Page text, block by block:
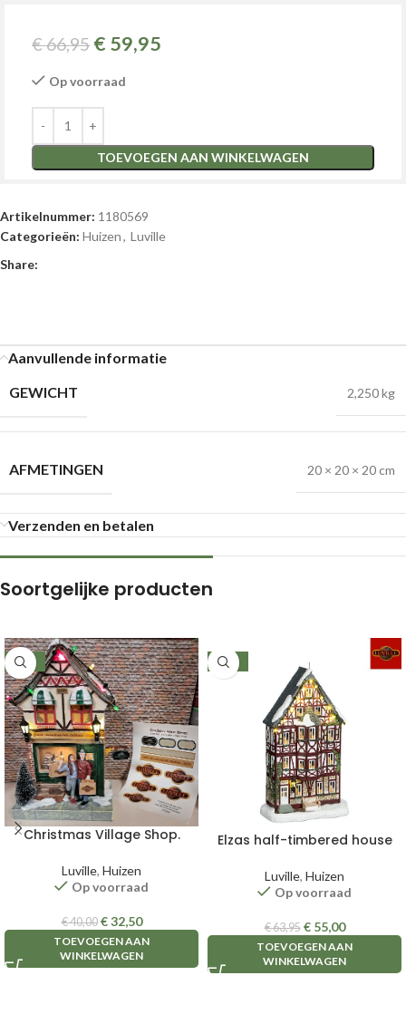
€66,95 € 59,95
Op voorraad
TOEVOEGEN AAN WINKELWAGEN
Artikelnummer: 1180569
Categorieën: Huizen, Luville
Share:
Aanvullende informatie
GEWICHT
2,250 kg
AFMETINGEN 20 × 20 × 20 cm
Verzenden en betalen
Soortgelijke producten
-19%
Christmas Village Shop.
Luville, Huizen
Op voorraad
€40,00 €32,50
TOEVOEGEN AAN
WINKELWAGEN
-14%
Elzas half-timbered house
Luville, Huizen
Op voorraad
€63,95 €55,00
TOEVOEGEN AAN
WINKELWAGEN